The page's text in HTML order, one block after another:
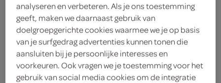
Maggi
1.
99
100 Gram
analyseren en verbeteren. Als je ons toestemming
geeft, maken we daarnaast gebruik van
doelgroepgerichte cookies waarmee we je op basis
van je surfgedrag advertenties kunnen tonen die
aansluiten bij je persoonlijke interesses en
voorkeuren. Ook vragen we je toestemming voor het
gebruik van social media cookies om de integratie